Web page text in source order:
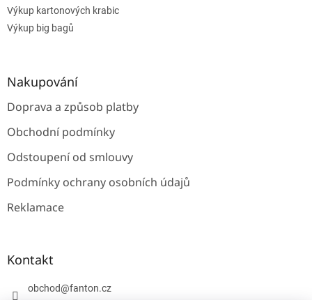
Výkup kartonových krabic
Výkup big bagů
Nakupování
Doprava a způsob platby
Obchodní podmínky
Odstoupení od smlouvy
Podmínky ochrany osobních údajů
Reklamace
Kontakt
obchod@fanton.cz